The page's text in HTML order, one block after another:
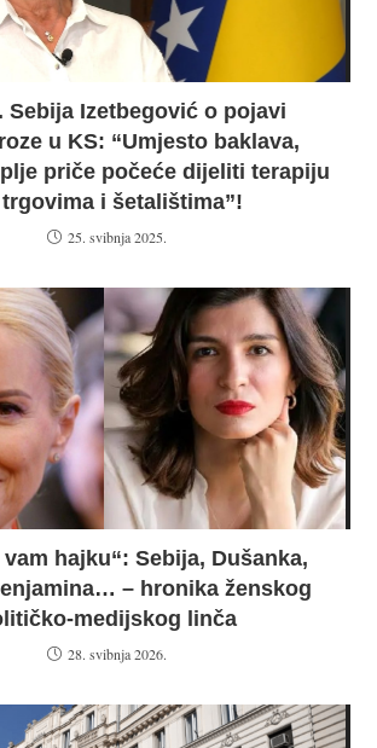
Sebija Izetbegović o pojavi
u KS: “Umjesto baklava,
priče počeće dijeliti terapiju
trgovima i šetalištima”!
25. svibnja 2025.
vam hajku“: Sebija, Dušanka,
– hronika ženskog
medijskog linča
28. svibnja 2026.